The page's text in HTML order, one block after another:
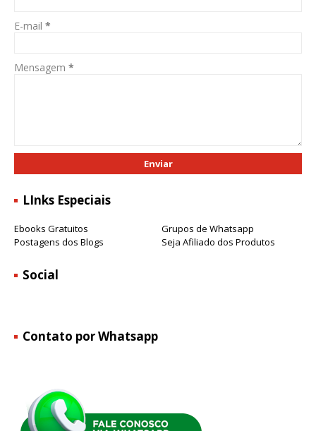
E-mail *
Mensagem *
LInks Especiais
Ebooks Gratuitos
Grupos de Whatsapp
Postagens dos Blogs
Seja Afiliado dos Produtos
Social
Contato por Whatsapp